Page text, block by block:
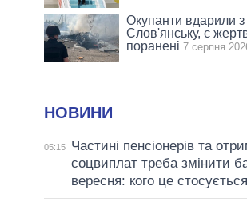
Окупанти вдарили
Слов'янську, є
поранені 7 серпня
НОВИНИ
05:15
Частині пенсіонерів та
соцвиплат треба змінити
вересня: кого це стосується